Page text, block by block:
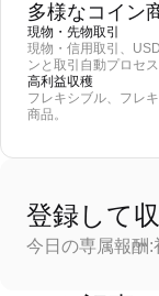
多様なコイン
現物・先物取引
現物・信用取引、
ンと取引自動プロセ
高利益収穫
フレキシブル、フレ
商品。
登録して
今日の専属報酬